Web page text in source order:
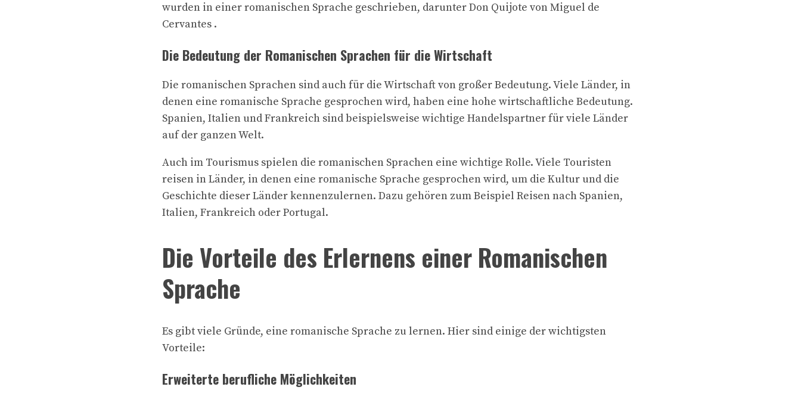
wurden in einer romanischen Sprache geschrieben, darunter Don Quijote von Miguel de
Cervantes .
Die Bedeutung der Romanischen Sprachen für die Wirtschaft
Die romanischen Sprachen sind auch für die Wirtschaft von großer Bedeutung. Viele Länder, in
denen eine romanische Sprache gesprochen wird, haben eine hohe wirtschaftliche Bedeutung.
Spanien, Italien und Frankreich sind beispielsweise wichtige Handelspartner für viele Länder
auf der ganzen Welt.
Auch im Tourismus spielen die romanischen Sprachen eine wichtige Rolle. Viele Touristen
reisen in Länder, in denen eine romanische Sprache gesprochen wird, um die Kultur und die
Geschichte dieser Länder kennenzulernen. Dazu gehören zum Beispiel Reisen nach Spanien,
Italien, Frankreich oder Portugal.
Die Vorteile des Erlernens einer Romanischen
Sprache
Es gibt viele Gründe, eine romanische Sprache zu lernen. Hier sind einige der wichtigsten
Vorteile:
Erweiterte berufliche Möglichkeiten